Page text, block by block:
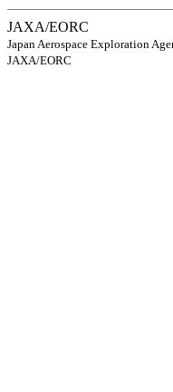
JAXA/EORC
Japan Aerospace Exploration
JAXA/EORC